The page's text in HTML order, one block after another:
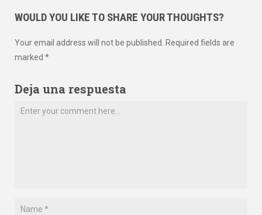
WOULD YOU LIKE TO SHARE YOUR THOUGHTS?
Your email address will not be published. Required fields are
marked *
Deja una respuesta